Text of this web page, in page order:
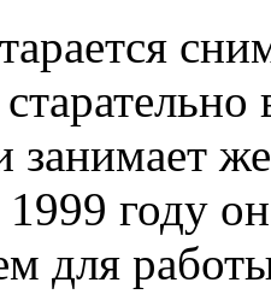
занимает
году
для